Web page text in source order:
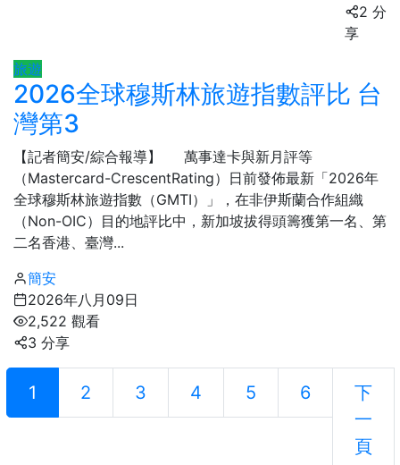
2 分
享
旅遊
2026全球穆斯林旅遊指數評比 台
灣第3
【記者簡安/綜合報導】 萬事達卡與新月評等
（Mastercard-CrescentRating）日前發佈最新「2026年
全球穆斯林旅遊指數（GMTI）」，在非伊斯蘭合作組織
（Non-OIC）目的地評比中，新加坡拔得頭籌獲第一名、第
二名香港、臺灣...
簡安
2026年八月09日
2,522 觀看
3 分享
1 2 3 4 5 6
下
一
頁